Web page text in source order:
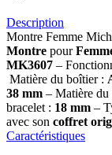
Description
Montre Femme
Montre pour
MK3607 –
Matière du boîtier :
38 mm – Matière du
bracelet : 18 mm –
avec son coffret
Caractéristiques